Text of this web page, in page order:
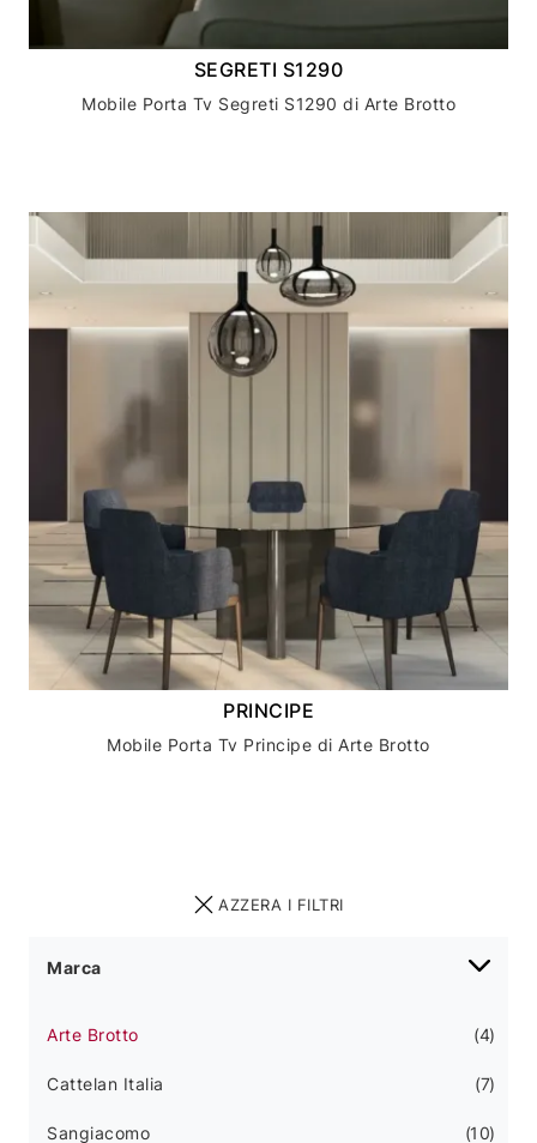
AZZERA I FILTRI
Marca
Arte Brotto 4
Cattelan Italia 7
Sangiacomo 10
SEGRETI S1290
Mobile Porta Tv Segreti S1290 di Arte Brotto
PRINCIPE
Mobile Porta Tv Principe di Arte Brotto